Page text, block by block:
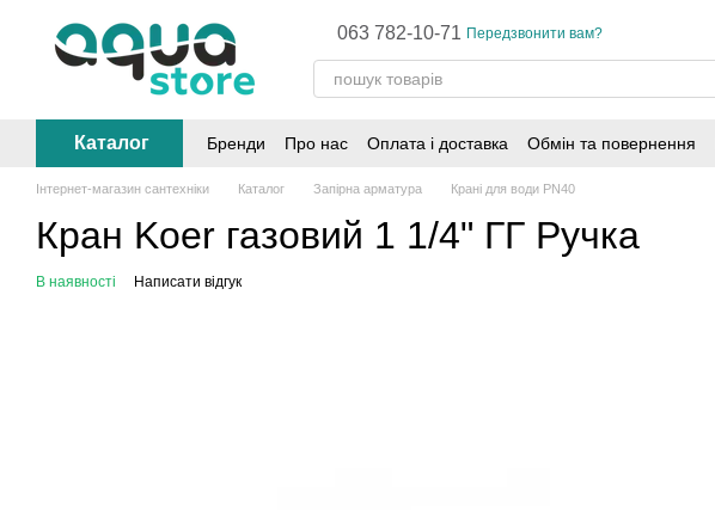
063 782-10-71 Передзвонити вам?
Каталог Бренди Про нас Оплата і доставка Обмін та повернення
Інтернет-магазин сантехніки Каталог Запірна арматура Крані для води PN40
Кран Koer газовий 1 1/4" ГГ Ручка
В наявності Написати відгук